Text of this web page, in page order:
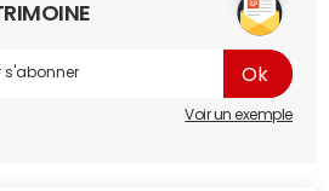
Voir un exemple